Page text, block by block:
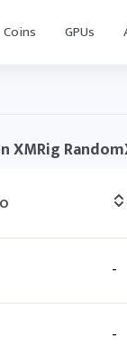
Coins GPUs
XMRig
-
-